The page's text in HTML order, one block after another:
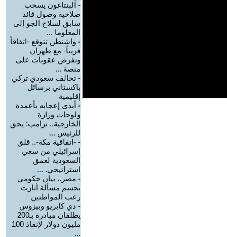
- البنتاغون يسحب
صلاحية وصول قائد
سابق لسلاح الجو إلى
المعلوما ...
- واشنطن تتوقع -اتفاقاً
قريباً- مع طهران
وتفرض عقوبات على
منصة ...
- تحالف سعودي تركي
باكستاني برسائل
إقليمية
- أبدى إعجابه بأعمدة
ولوحات وزارة
الخارجية.. ترامب: يحق
للرئيس ...
- -اتفاقية مكة-.. قلق
إسرائيلي من سعي
السعودية لعمق
استراتيجي. ...
- مصر.. بيان حكومي
يحسم مسألة أثارت
رعب المواطنين
- دي كابريو وبيزوس
يطلقان مبادرة بـ200
مليون دولار لإنقاذ 100
...